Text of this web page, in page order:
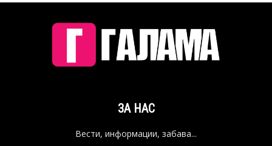
ЗА НАС
Вести, информации, забава...